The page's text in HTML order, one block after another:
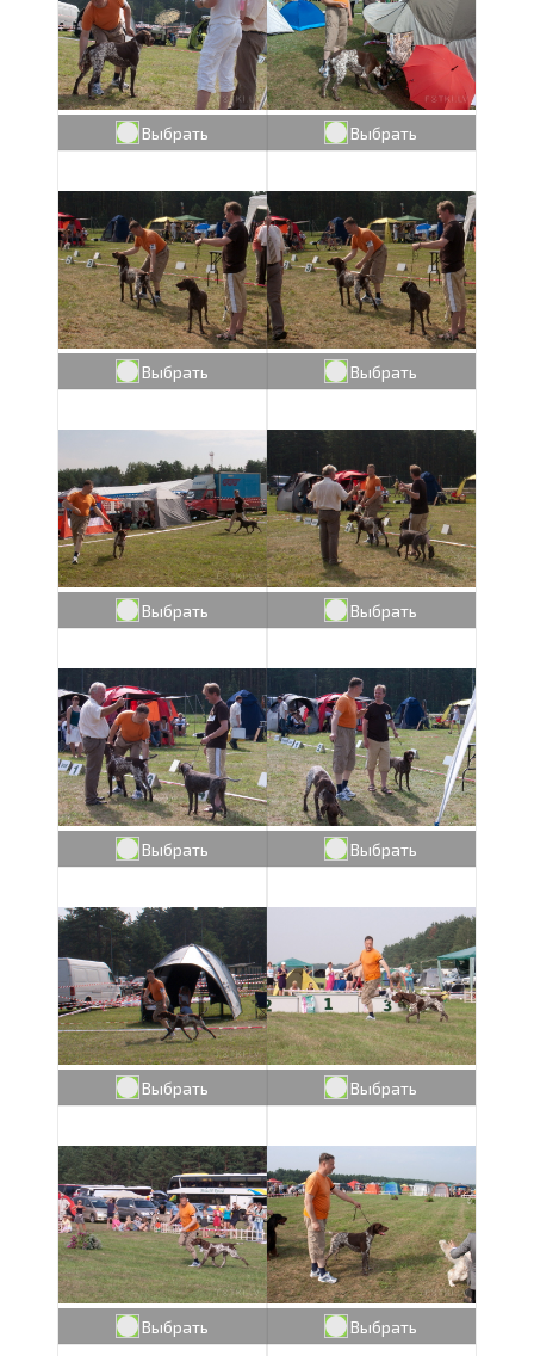
Выбрать Выбрать
Выбрать Выбрать
Выбрать Выбрать
Выбрать Выбрать
Выбрать Выбрать
Выбрать Выбрать